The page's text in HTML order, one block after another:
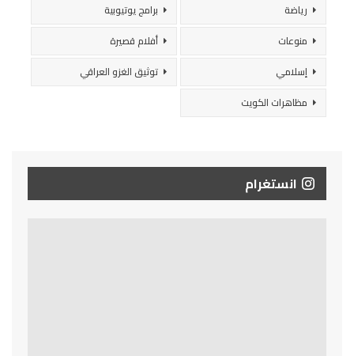
رياضة
برامج يوتيوبية
منوعات
أفلام قصيرة
إسلامي
توثيق الغزو العراقي
مظاهرات الكويت
انستغرام